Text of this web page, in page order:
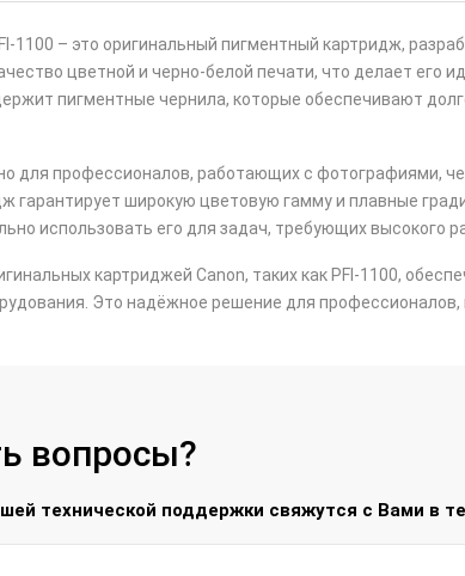
1100 – это оригинальный пигментный картридж,
цветной и черно-белой печати, что делает
пигментные чернила, которые обеспечивают
для профессионалов, работающих с фотографиями,
гарантирует широкую цветовую гамму и плавные
использовать его для задач, требующих высокого
картриджей Canon, таких как PFI-1100,
Это надёжное решение для
вопросы?
технической поддержки свяжутся с Вами в